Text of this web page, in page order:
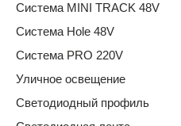
Система MINI TRACK 48V
Система Hole 48V
Система PRO 220V
Уличное освещение
Светодиодный профиль